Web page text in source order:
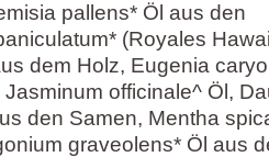
pallens* Öl aus den
(Royales
dem Holz, Eugenia
officinale^ Öl,
den Samen, Mentha
graveolens* Öl aus